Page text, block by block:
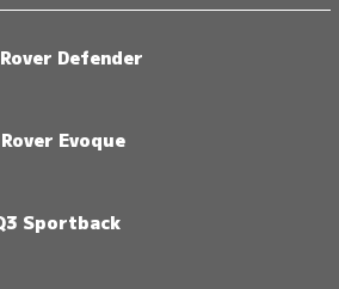
Defender
Evoque
Sportback